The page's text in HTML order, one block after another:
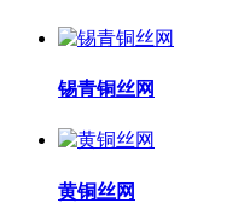
锡青铜丝网
黄铜丝网